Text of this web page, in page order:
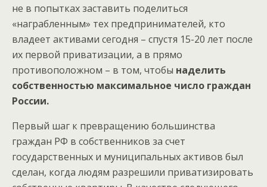
не в попытках заставить поделиться
«награбленным» тех предпринимателей, кто
владеет активами сегодня – спустя 15-20 лет после
их первой приватизации, а в прямо
противоположном – в том, чтобы наделить
собственностью максимальное число граждан
России.
Первый шаг к превращению большинства
граждан РФ в собственников за счет
государственных и муниципальных активов был
сделан, когда людям разрешили приватизировать